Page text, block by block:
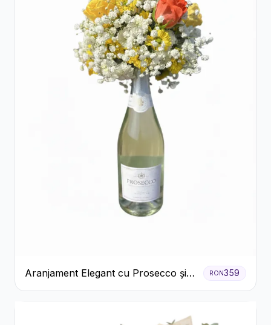
Aranjament Elegant cu Prosecco și
Flori Galbene.
RON359